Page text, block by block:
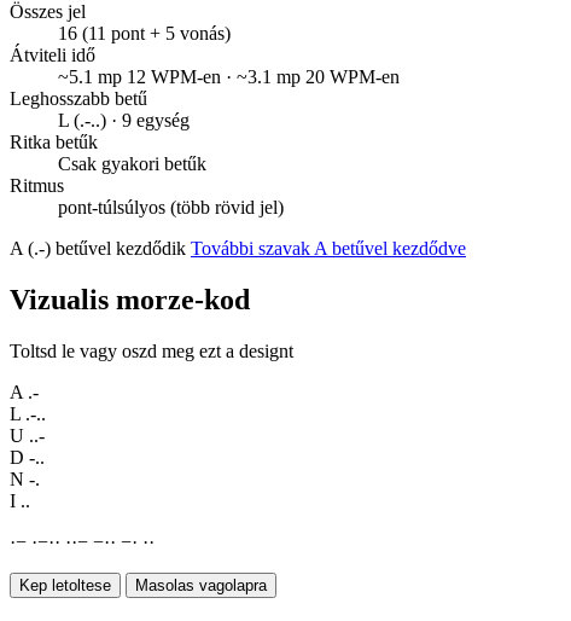
Összes jel
16 (11 pont + 5 vonás)
Átviteli idő
~5.1 mp 12 WPM-en · ~3.1 mp 20 WPM-en
Leghosszabb betű
L (.-..) · 9 egység
Ritka betűk
Csak gyakori betűk
Ritmus
pont-túlsúlyos (több rövid jel)
A (.-) betűvel kezdődik További szavak A betűvel kezdődve
Vizualis morze-kod
Toltsd le vagy oszd meg ezt a designt
A .-
L .-..
U ..-
D -..
N -.
I ..
·− ·−·· ··− −·· −· ··
Kep letoltese Masolas vagolapra